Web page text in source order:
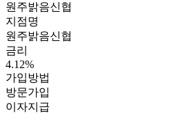
원주밝음신협
지점명
원주밝음신협
금리
4.12%
가입방법
방문가입
이자지급